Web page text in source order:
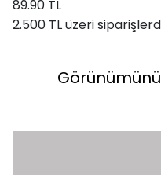
89.90 TL
2.500 TL üzeri